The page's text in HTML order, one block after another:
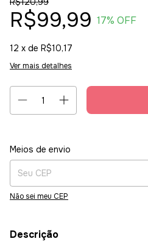
R$99,99 17% OFF
12 x de R$10,17
Ver mais detalhes
Entregas para o CEP:
Meios de envio
Não sei meu CEP
Descrição